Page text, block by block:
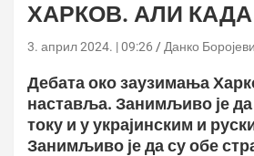
ХАРКОВ. АЛИ КАДА
3. април 2024. | 09:26 Данко
Дебата око заузимања
наставља. Занимљиво је
току и у украјинским и
Занимљиво је да су обе